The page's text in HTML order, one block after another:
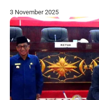
3 November 2025